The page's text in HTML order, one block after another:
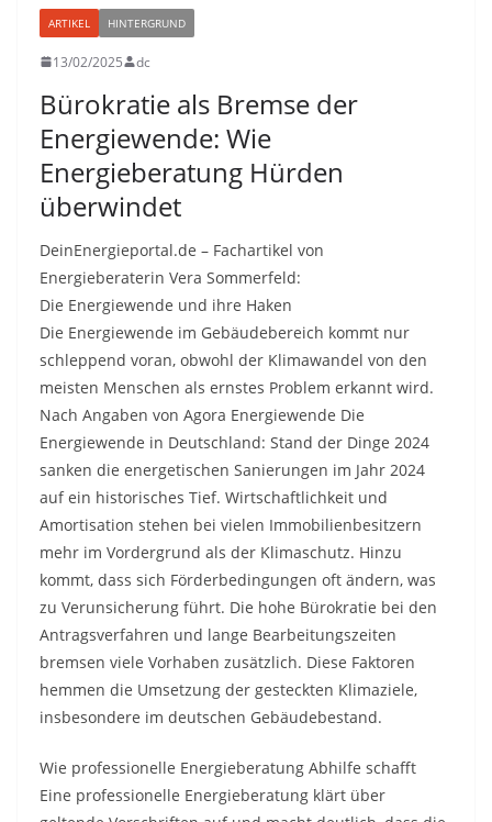
ARTIKEL HINTERGRUND
13/02/2025 dc
Bürokratie als Bremse der
Energiewende: Wie
Energieberatung Hürden
überwindet
DeinEnergieportal.de – Fachartikel von
Energieberaterin Vera Sommerfeld:
Die Energiewende und ihre Haken
Die Energiewende im Gebäudebereich kommt nur
schleppend voran, obwohl der Klimawandel von den
meisten Menschen als ernstes Problem erkannt wird.
Nach Angaben von Agora Energiewende Die
Energiewende in Deutschland: Stand der Dinge 2024
sanken die energetischen Sanierungen im Jahr 2024
auf ein historisches Tief. Wirtschaftlichkeit und
Amortisation stehen bei vielen Immobilienbesitzern
mehr im Vordergrund als der Klimaschutz. Hinzu
kommt, dass sich Förderbedingungen oft ändern, was
zu Verunsicherung führt. Die hohe Bürokratie bei den
Antragsverfahren und lange Bearbeitungszeiten
bremsen viele Vorhaben zusätzlich. Diese Faktoren
hemmen die Umsetzung der gesteckten Klimaziele,
insbesondere im deutschen Gebäudebestand.
Wie professionelle Energieberatung Abhilfe schafft
Eine professionelle Energieberatung klärt über